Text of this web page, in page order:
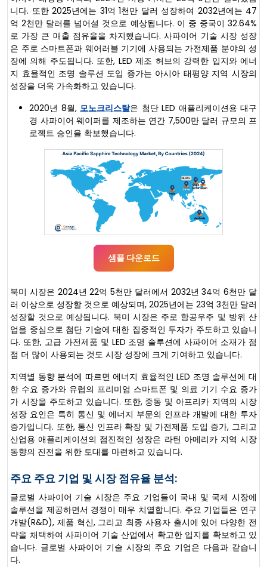
니다. 또한 2025년에는 31억 1천만 달러 성장하여 2032년에는 47
억 2천만 달러를 넘어설 것으로 예상됩니다. 이 중 중국이 32.64%
로 가장 큰 매출 점유율을 차지했습니다. 사파이어 기술 시장 성장
은 주로 스마트폰과 웨어러블 기기에 사용되는 가전제품 분야의 성
장에 의해 주도됩니다. 또한, LED 제조 허브의 강력한 입지와 에너
지 효율적인 조명 솔루션 도입 증가는 아시아 태평양 지역 시장의
성장을 더욱 가속화하고 있습니다.
2020년 8월, 모노크리스탈은 첨단 LED 애플리케이션용 대구
경 사파이어 웨이퍼를 제조하는 연간 7,500만 달러 규모의 프
로젝트 승인을 확보했습니다.
샘플 다운로드
북미 시장은 2024년 22억 5천만 달러에서 2032년 34억 6천만 달
러 이상으로 성장할 것으로 예상되며, 2025년에는 23억 3천만 달러
성장할 것으로 예상됩니다. 북미 시장은 주로 항공우주 및 방위 산
업을 중심으로 첨단 기술에 대한 집중적인 투자가 주도하고 있습니
다. 또한, 고급 가전제품 및 LED 조명 솔루션에 사파이어 소재가 점
점 더 많이 사용되는 것도 시장 성장에 크게 기여하고 있습니다.
지역별 동향 분석에 따르면 에너지 효율적인 LED 조명 솔루션에 대
한 수요 증가와 유럽의 프리미엄 스마트폰 및 의료 기기 수요 증가
가 시장을 주도하고 있습니다. 또한, 중동 및 아프리카 지역의 시장
성장 요인은 특히 통신 및 에너지 부문의 인프라 개발에 대한 투자
증가입니다. 또한, 통신 인프라 확장 및 가전제품 도입 증가, 그리고
산업용 애플리케이션의 점진적인 성장은 라틴 아메리카 지역 시장
동향의 진전을 위한 토대를 마련하고 있습니다.
주요 주요 기업 및 시장 점유율 분석:
글로벌 사파이어 기술 시장은 주요 기업들이 국내 및 국제 시장에
솔루션을 제공하면서 경쟁이 매우 치열합니다. 주요 기업들은 연구
개발(R&D), 제품 혁신, 그리고 최종 사용자 출시에 있어 다양한 전
략을 채택하여 사파이어 기술 산업에서 확고한 입지를 확보하고 있
습니다. 글로벌 사파이어 기술 시장의 주요 기업은 다음과 같습니
다.